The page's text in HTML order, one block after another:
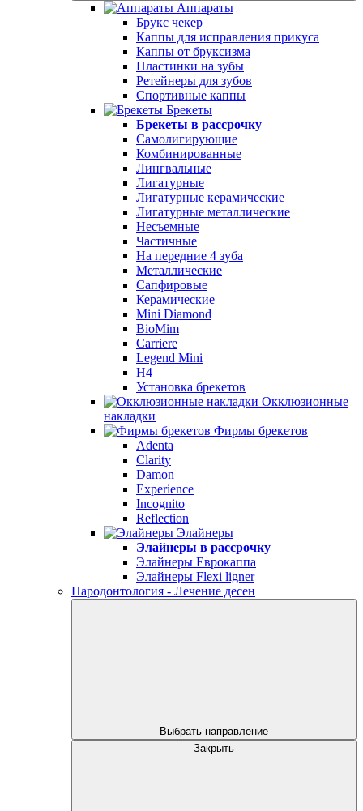
Аппараты
Брукс чекер
Каппы для исправления прикуса
Каппы от бруксизма
Пластинки на зубы
Ретейнеры для зубов
Спортивные каппы
Брекеты
Брекеты в рассрочку
Самолигирующие
Комбинированные
Лингвальные
Лигатурные
Лигатурные керамические
Лигатурные металлические
Несъемные
Частичные
На передние 4 зуба
Металлические
Сапфировые
Керамические
Mini Diamond
BioMim
Carriere
Legend Mini
H4
Установка брекетов
Окклюзионные
накладки
Фирмы брекетов
Adenta
Clarity
Damon
Experience
Incognito
Reflection
Элайнеры
Элайнеры в рассрочку
Элайнеры Еврокаппа
Элайнеры Flexi ligner
Пародонтология - Лечение десен
Выбрать направление
Закрыть